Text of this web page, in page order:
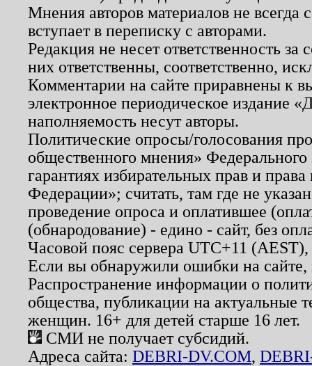
Мнения авторов материалов не
вступает в переписку с авторами.
Редакция не несет ответственность
них ответственны, соответственно,
Комментарии на сайте приравнены к
электронное периодическое издание
наполняемость несут авторы.
Политические опросы/голосования
общественного мнения»
гарантиях избирательных прав и
Федерации»; считать, там где не
проведение опроса и оплатившее
(обнародование) - едино - сайт, без
Часовой пояс сервера UTC+11
Если вы обнаружили ошибки на
Распространение информации о
общества, публикации на актуальные
женщин. 16+ для детей старше 16 лет.
СМИ не получает субсидий.
Адреса сайта: DEBRI-DV.COM,